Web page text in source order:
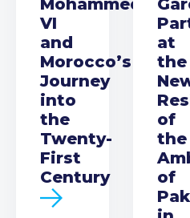
Mohammed
VI
and
Morocco’s
Journey
into
the
Twenty-
First
Century
at
the
of
the
of